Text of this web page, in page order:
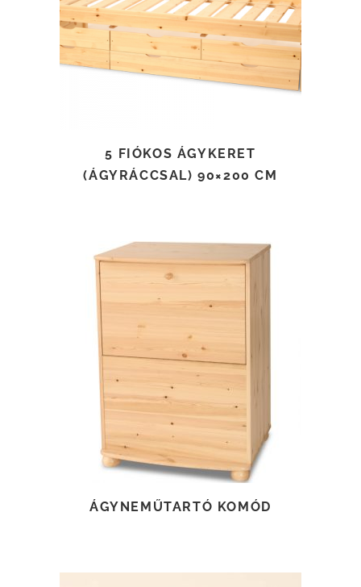
TOVÁBB OLVASOM
5 FIÓKOS ÁGYKERET
(ÁGYRÁCCSAL) 90×200 CM
TOVÁBB OLVASOM
ÁGYNEMŰTARTÓ KOMÓD